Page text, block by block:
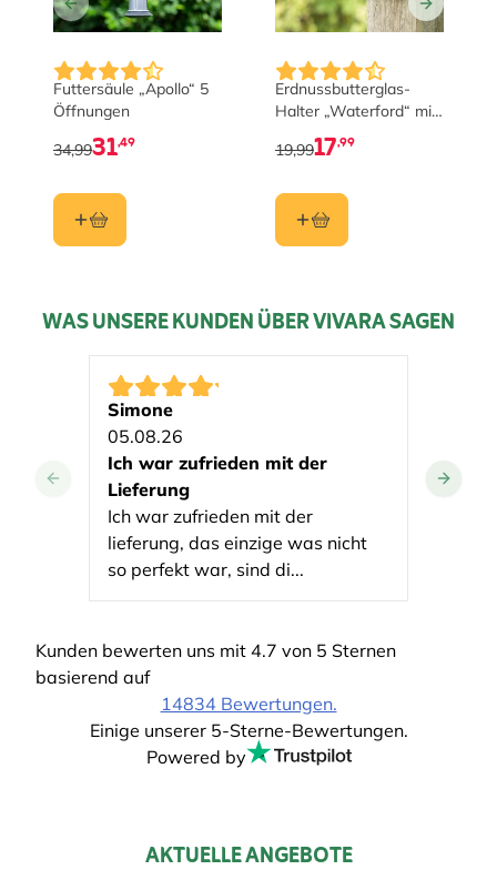
Futtersäule „Apollo“ 5
Öffnungen
31,49
34,99
Erdnussbutterglas-
Halter „Waterford“ mit
Schutzkappe
17,99
19,99
WAS UNSERE KUNDEN ÜBER VIVARA SAGEN
Simone
05.08.26
Ich war zufrieden mit der
Lieferung
Ich war zufrieden mit der
lieferung, das einzige was nicht
so perfekt war, sind di...
Die
Kunden bewerten uns mit 4.7 von 5 Sternen
basierend auf
14834 Bewertungen.
Einige unserer 5-Sterne-Bewertungen.
Powered by
AKTUELLE ANGEBOTE